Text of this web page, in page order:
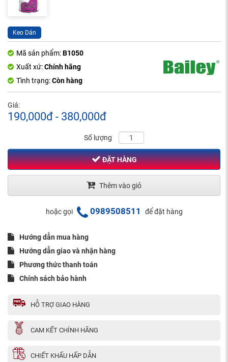
Keo Dán
Mã sản phẩm:B1050
Xuất xứ:Chính hãng
Tình trạng:Còn hàng
Giá:
190,000đ - 380,000đ
Số lượng
ĐẶT HÀNG
Thêm vào giỏ
hoặc gọi 0989508511 để đặt hàng
Hướng dẫn mua hàng
Hướng dẫn giao và nhận hàng
Phương thức thanh toán
Chính sách bảo hành
HỖ TRỢ GIAO HÀNG
CAM KẾT CHÍNH HÃNG
CHIẾT KHẤU HẤP DẪN